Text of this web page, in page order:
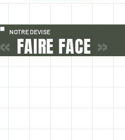
NOTRE DEVISE
« FAIRE FACE »